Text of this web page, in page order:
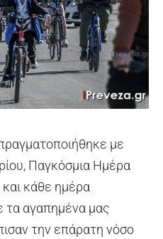
με
Παγκόσμια Ημέρα
κάθε ημέρα
τα αγαπημένα μας
την επάρατη νόσο